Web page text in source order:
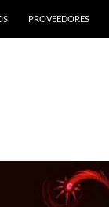
PROVEEDORES